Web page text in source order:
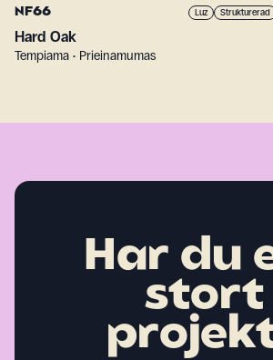
NF66 Luz Strukturerad
Hard Oak
Tempiama • Prieinamumas
Har du
stort